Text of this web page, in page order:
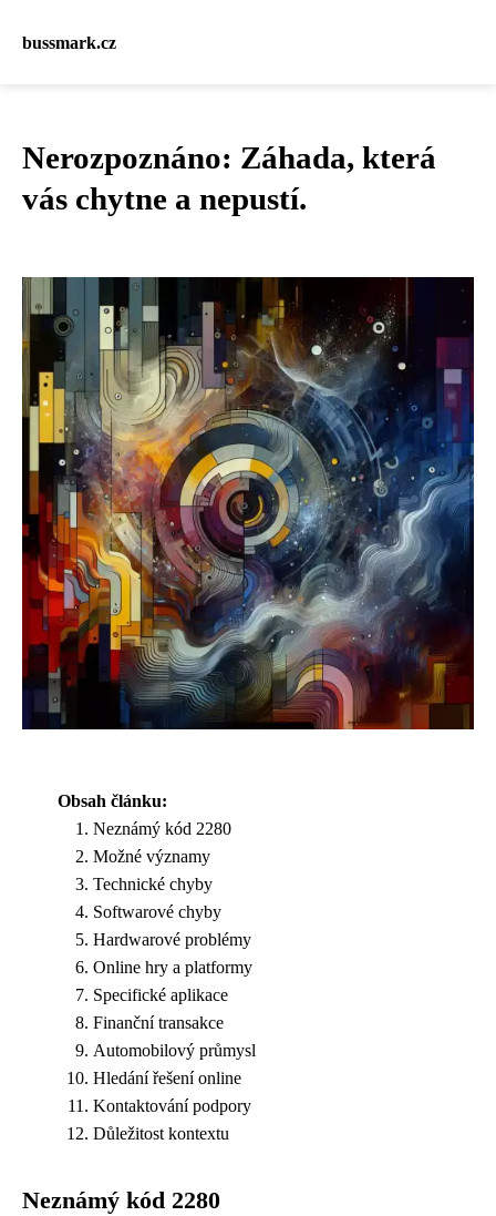
bussmark.cz
Nerozpoznáno: Záhada, která
vás chytne a nepustí.
Obsah článku:
Neznámý kód 2280
Možné významy
Technické chyby
Softwarové chyby
Hardwarové problémy
Online hry a platformy
Specifické aplikace
Finanční transakce
Automobilový průmysl
Hledání řešení online
Kontaktování podpory
Důležitost kontextu
Neznámý kód 2280